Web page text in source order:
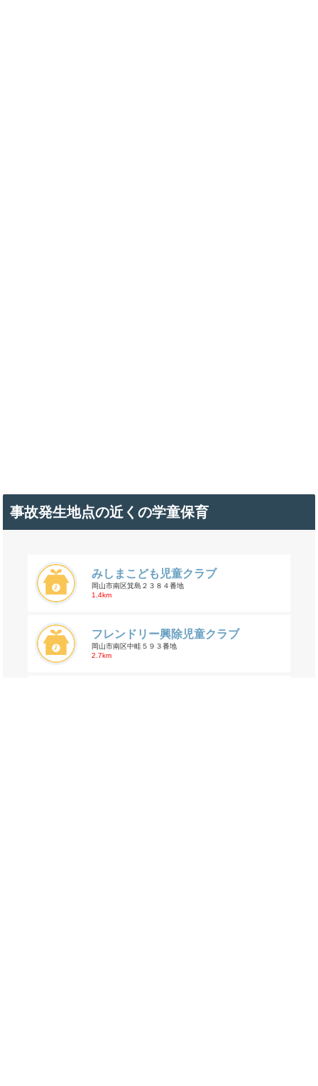
事故発生地点の近くの学童保育
みしまこども児童クラブ
岡山市南区箕島２３８４番地
1.4km
フレンドリー興除児童クラブ
岡山市南区中畦５９３番地
2.7km